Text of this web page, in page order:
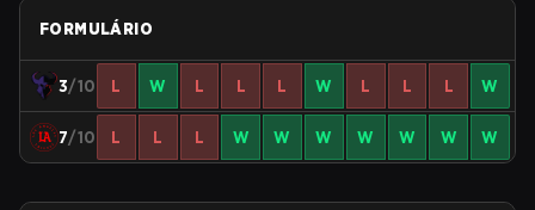
FORMULÁRIO
3/10 L W L L L W L L L W
7/10 L L L W W W W W W W